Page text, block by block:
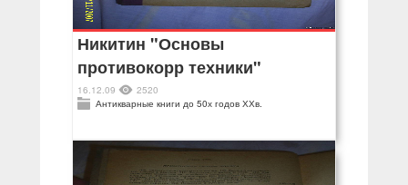
Никитин "Основы
противокорр техники"
16.12.09
2520
Антикварные книги до 50х годов ХХв.